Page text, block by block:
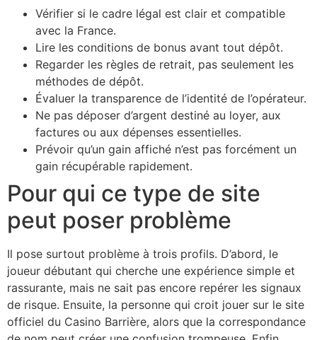
Vérifier si le cadre légal est clair et compatible
avec la France.
Lire les conditions de bonus avant tout dépôt.
Regarder les règles de retrait, pas seulement les
méthodes de dépôt.
Évaluer la transparence de l’identité de l’opérateur.
Ne pas déposer d’argent destiné au loyer, aux
factures ou aux dépenses essentielles.
Prévoir qu’un gain affiché n’est pas forcément un
gain récupérable rapidement.
Pour qui ce type de site
peut poser problème
Il pose surtout problème à trois profils. D’abord, le
joueur débutant qui cherche une expérience simple et
rassurante, mais ne sait pas encore repérer les signaux
de risque. Ensuite, la personne qui croit jouer sur le site
officiel du Casino Barrière, alors que la correspondance